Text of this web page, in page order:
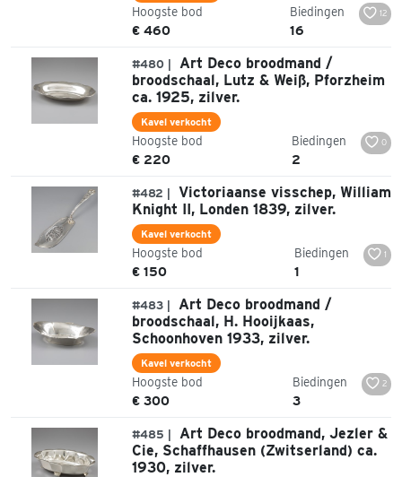
Hoogste bod
€ 460
Biedingen
16
12
#480 |
Art Deco broodmand /
broodschaal, Lutz & Weiß, Pforzheim
ca. 1925, zilver.
Kavel verkocht
Hoogste bod
€ 220
Biedingen
2
0
#482 |
Victoriaanse visschep, William
Knight II, Londen 1839, zilver.
Kavel verkocht
Hoogste bod
€ 150
Biedingen
1
1
#483 |
Art Deco broodmand /
broodschaal, H. Hooijkaas,
Schoonhoven 1933, zilver.
Kavel verkocht
Hoogste bod
€ 300
Biedingen
3
2
#485 |
Art Deco broodmand, Jezler &
Cie, Schaffhausen (Zwitserland) ca.
1930, zilver.